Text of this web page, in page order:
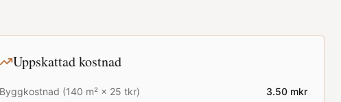
Uppskattad kostnad
Byggkostnad (140 m² × 25 tkr) 3.50mkr